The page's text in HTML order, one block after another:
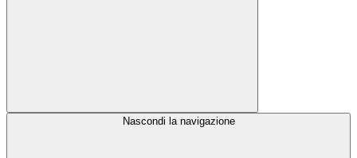
Nascondi la navigazione